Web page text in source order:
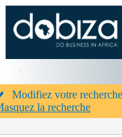
Accueil A
Modifiez votre recherche
la recherche
1